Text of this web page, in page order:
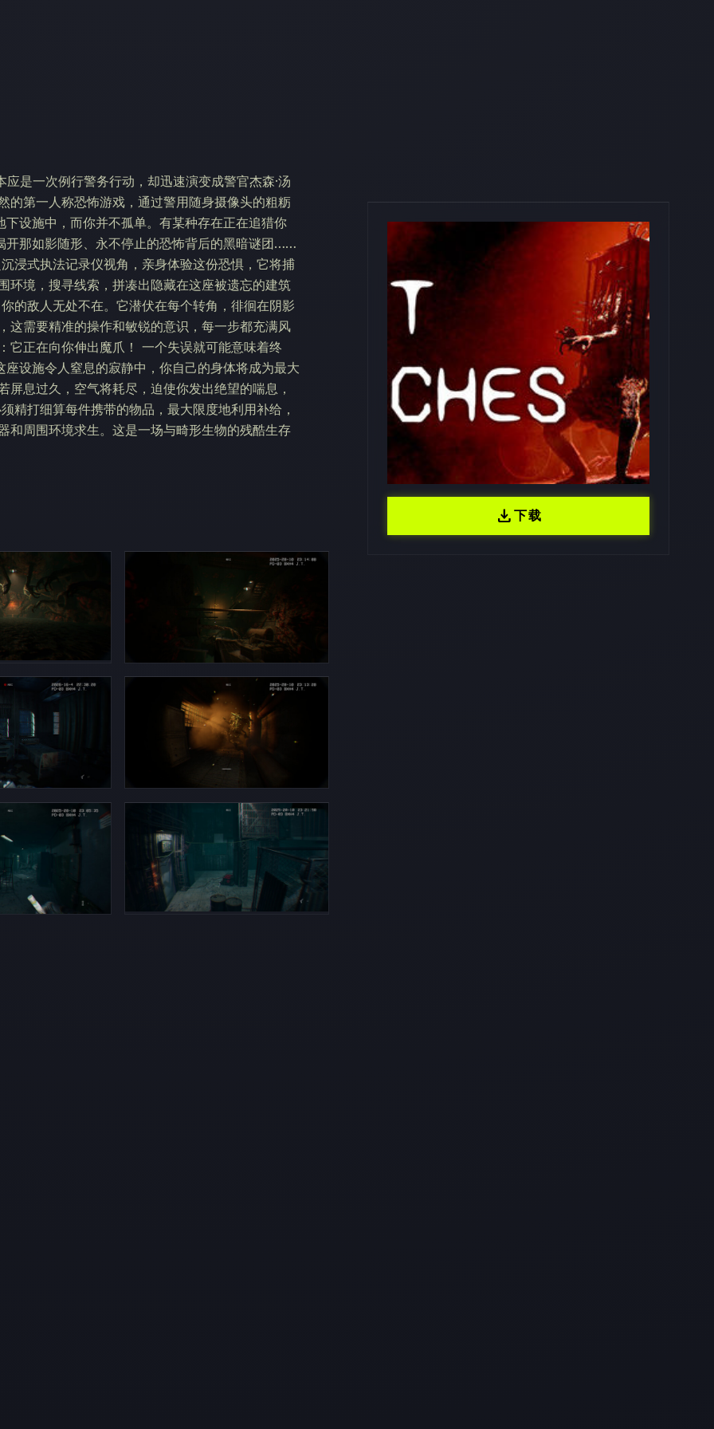
是一次例行警务行动，却迅速演变成警官杰森·汤
第一人称恐怖游戏，通过警用随身摄像头的粗粝
设施中，而你并不孤单。有某种存在正在追猎你
那如影随形、永不停止的恐怖背后的黑暗谜团……
浸式执法记录仪视角，亲身体验这份恐惧，它将捕
环境，搜寻线索，拼凑出隐藏在这座被遗忘的建筑
的敌人无处不在。它潜伏在每个转角，徘徊在阴影
这需要精准的操作和敏锐的意识，每一步都充满风
它正在向你伸出魔爪！ 一个失误就可能意味着终
设施令人窒息的寂静中，你自己的身体将成为最大
息过久，空气将耗尽，迫使你发出绝望的喘息，
精打细算每件携带的物品，最大限度地利用补给，
和周围环境求生。这是一场与畸形生物的残酷生存
download下载